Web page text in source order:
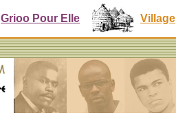
Grioo Pour Elle Village